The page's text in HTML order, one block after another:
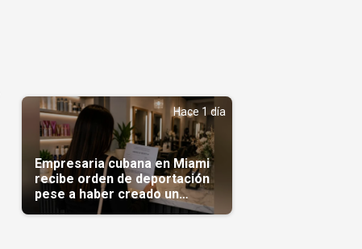
Hace 1 día
Empresaria cubana en Miami
recibe orden de deportación
pese a haber creado un